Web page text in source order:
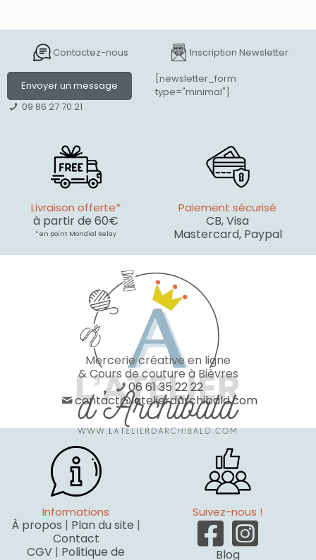
Contactez-nous
Envoyer un message
09 86 27 70 21
Inscription Newsletter
[newsletter_form
type="minimal"]
Livraison offerte*
à partir de 60€
* en point Mondial Relay
Paiement sécurisé
CB, Visa
Mastercard, Paypal
Mercerie créative en ligne
& Cours de couture à Bièvres
06 61 35 22 22
contact@latelierdarchibald.com
Informations
À propos | Plan du site |
Contact
CGV | Politique de
Suivez-nous !
Blog